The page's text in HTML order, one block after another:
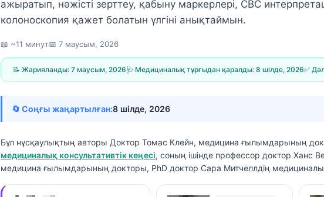
ажыратып, нәжісті зерттеу, қабыну маркерлері, CBC
колоноскопия қажет болатын үлгіні анықтаймын.
📖 ~11 минут📅 7 маусым, 2026
📝 Жарияланды: 7 маусым, 2026🩺 Медициналық тұрғыдан қаралды: 8 шілде, 2026✅
🔄 Соңғы жаңартылған:8 шілде, 2026
Бұл нұсқаулықтың авторы Доктор Томас Клейн, медицина ғылымдарының
медициналық консультативтік кеңесі, соның ішінде профессор доктор Ханс
медицина ғылымдарының докторы, PhD доктор Сара Митчеллдің